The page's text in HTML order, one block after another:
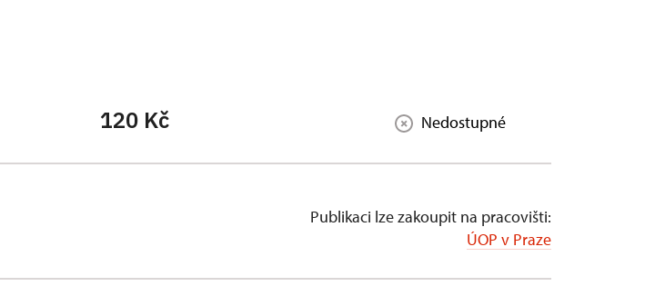
120 Kč Nedostupné
Publikaci lze zakoupit na pracovišti:
ÚOP v Praze